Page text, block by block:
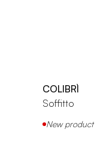
COLIBRÌ
Soffitto
New product